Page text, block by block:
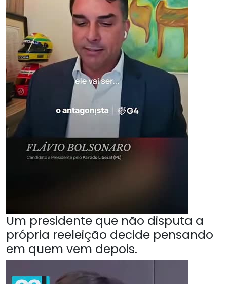
Um presidente que não disputa a
própria reeleição decide pensando
em quem vem depois.